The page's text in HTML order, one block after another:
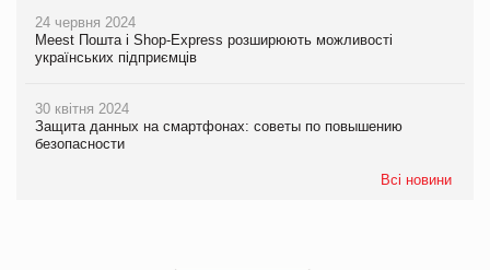
24 червня 2024
Meest Пошта і Shop-Express розширюють можливості
українських підприємців
30 квітня 2024
Защита данных на смартфонах: советы по повышению
безопасности
Всі новини